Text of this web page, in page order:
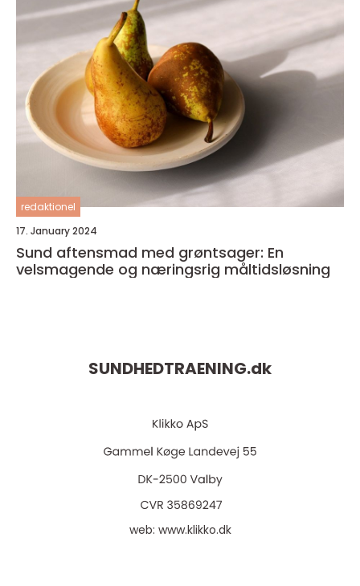
redaktionel
17. January 2024
Sund aftensmad med grøntsager: En
velsmagende og næringsrig måltidsløsning
SUNDHEDTRAENING.dk
web: www.klikko.dk